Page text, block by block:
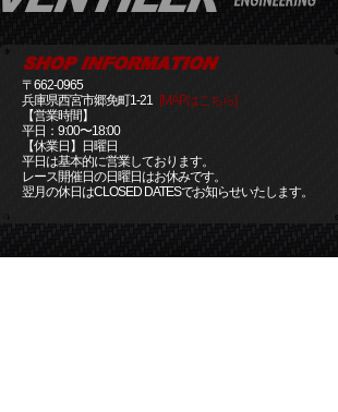
〒662-0965
兵庫県西宮市郷免町1-21 [MAPはこちら]
【営業時間】
平日：9:00〜18:00
【休業日】日曜日
平日は基本的に営業しております。
レース開催日の日曜日はお休みです。
翌月の休日はCLOSED DATESでお知らせいたします。